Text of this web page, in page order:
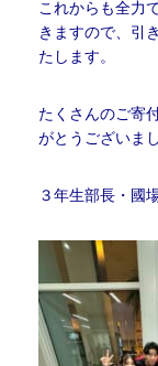
これからも全力
きますので、引
たします。
たくさんのご寄
がとうございまし
３年生部長・國